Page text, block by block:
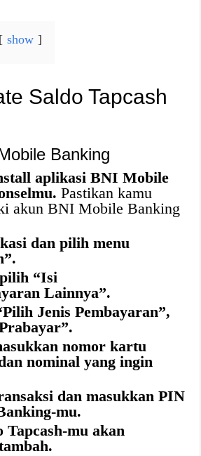
show
Saldo Tapcash
Banking
aplikasi BNI Mobile
Pastikan kamu
akun BNI Mobile Banking
dan pilih menu
“Isi
Lainnya”.
Jenis Pembayaran”,
nomor kartu
nominal yang ingin
dan masukkan PIN
mu.
Tapcash-mu akan